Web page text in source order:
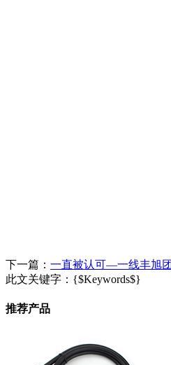
下一篇： 一直被认可—一线丰旭
此文关键字： {$Keywords$}
推荐产品